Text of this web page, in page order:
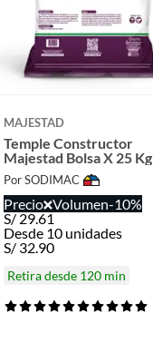
MAJESTAD
Temple Constructor
Majestad Bolsa X 25 Kg
Por SODIMAC
Precio Volumen-10%
S/29.61
Desde 10 unidades
S/ 32.90
Retira desde 120 min